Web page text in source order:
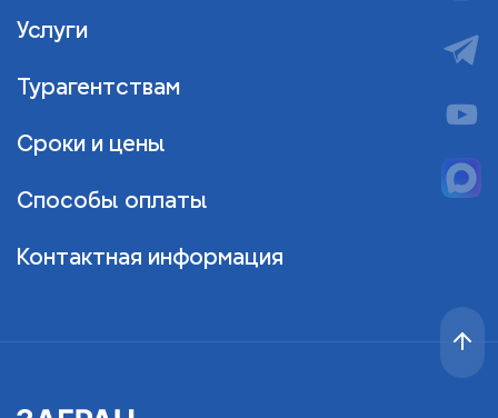
Услуги
Турагентствам
Сроки и цены
Способы оплаты
Контактная информация